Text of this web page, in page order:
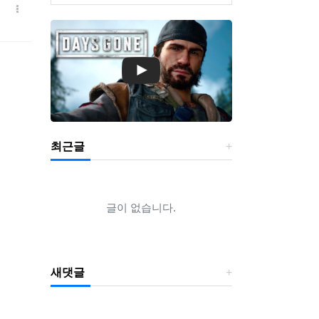
최근글
글이 없습니다.
새댓글